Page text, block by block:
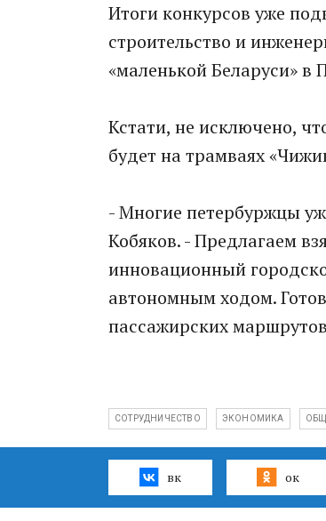
Итоги конкурсов уже
строительство и
«маленькой Беларуси» в
Кстати, не исключено,
будет на трамваях
- Многие петербуржцы
Кобяков. - Предлагаем
инновационный
автономным ходом.
пассажирских
СОТРУДНИЧЕСТВО ЭКОНОМИКА
вк ок